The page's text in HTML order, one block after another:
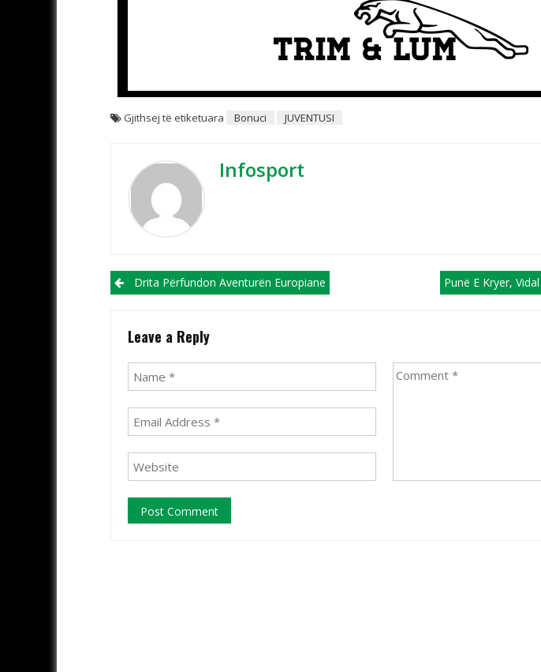
Gjithsej të etiketuara Bonuci JUVENTUSI
Infosport
Post navigation
Drita Përfundon Aventurën Europiane Punë E Kryer,
Leave a Reply